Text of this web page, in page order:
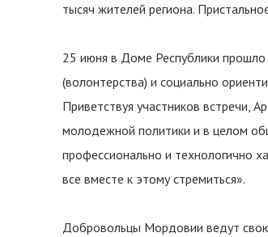
тысяч жителей региона.
25 июня в Доме Республики
(волонтерства) и социально
Приветствуя участников встречи,
молодежной политики и в целом
профессионально и технологично
все вместе к этому стремиться».
Добровольцы Мордовии ведут